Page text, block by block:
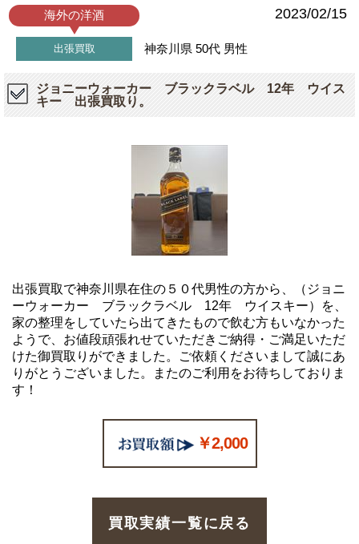
海外の洋酒 2023/02/15
出張買取 神奈川県 50代 男性
ジョニーウォーカー ブラックラベル 12年 ウイス
キー 出張買取り。
出張買取で神奈川県在住の５０代男性の方から、（ジョニ
ーウォーカー ブラックラベル 12年 ウイスキー）を、
家の整理をしていたら出てきたもので飲む方もいなかった
ようで、お値段頑張れせていただきご納得・ご満足いただ
けた御買取りができました。ご依頼くださいまして誠にあ
りがとうございました。またのご利用をお待ちしておりま
す！
￥2,000
買取実績一覧に戻る